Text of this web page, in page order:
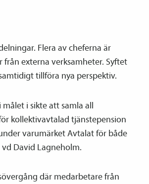
Flera av cheferna är
externa verksamheter. Syftet
tillföra nya perspektiv.
i sikte att samla all
kollektiv­avtalad tjänste­pension
varumärket Avtalat för både
David Lagneholm.
där medarbetare från